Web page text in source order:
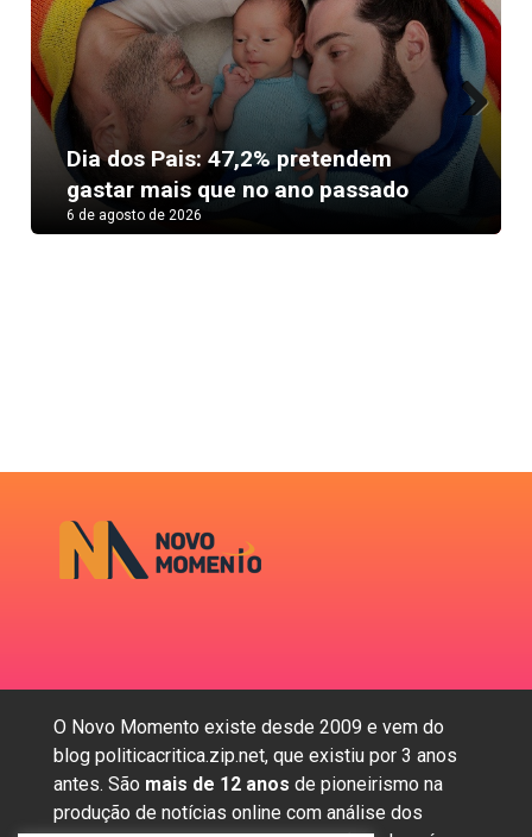
Dia dos Pais: 47,2% pretendem
gastar mais que no ano passado
6 de agosto de 2026
Next
O Novo Momento existe desde 2009 e vem do
blog politicacritica.zip.net, que existiu por 3 anos
antes. São mais de 12 anos de pioneirismo na
produção de notícias online com análise dos